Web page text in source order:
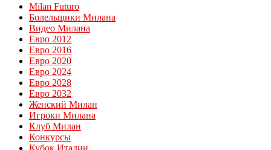
Milan Futuro
Болельщики Милана
Видео Милана
Евро 2012
Евро 2016
Евро 2020
Евро 2024
Евро 2028
Евро 2032
Женский Милан
Игроки Милана
Клуб Милан
Конкурсы
Кубок Италии